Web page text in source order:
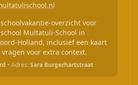
overzicht voor
Multatuli-School in
Holland, inclusief een kaart
voor extra context.
• Adres:Sara Burgerhartstraat